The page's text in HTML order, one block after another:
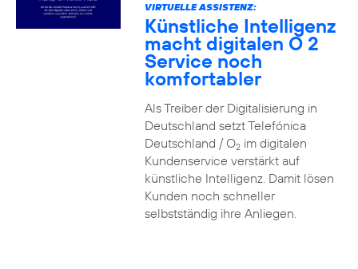
VIRTUELLE ASSISTENZ:
Künstliche Intelligenz
macht digitalen O 2
Service noch
komfortabler
Als Treiber der Digitalisierung in
Deutschland setzt Telefónica
Deutschland / O2im digitalen
Kundenservice verstärkt auf
künstliche Intelligenz. Damit lösen
Kunden noch schneller
selbstständig ihre Anliegen.